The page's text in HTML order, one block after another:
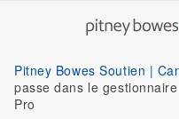
Pitney Bowes Soutien |
passe dans le
Pro